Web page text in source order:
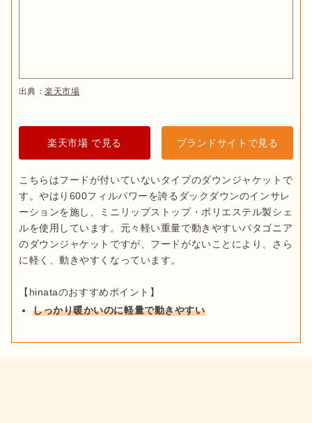
出典：楽天市場
楽天市場 で見る ブランドサイトで見る
こちらはフードが付いていないタイプのダウンジャケットで
す。やはり600フィルパワーを誇るダックダウンのインサレ
ーションを施し、ミニリップストップ・ポリエステル製シェ
ルを使用しています。元々軽い重量で動きやすいパタゴニア
のダウンジャケットですが、フードがないことにより、さら
に軽く、動きやすくなっています。
しっかり暖かいのに軽量で動きやすい